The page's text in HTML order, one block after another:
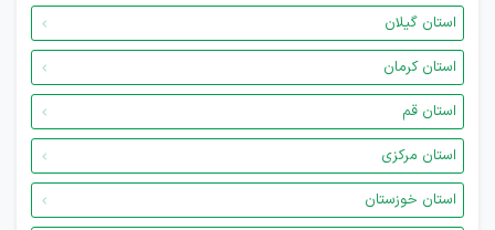
استان گیلان
استان کرمان
استان قم
استان مرکزی
استان خوزستان